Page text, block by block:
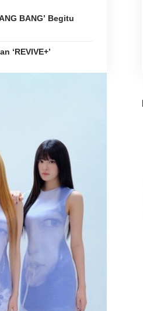
BANG’ Begitu
‘REVIVE+’